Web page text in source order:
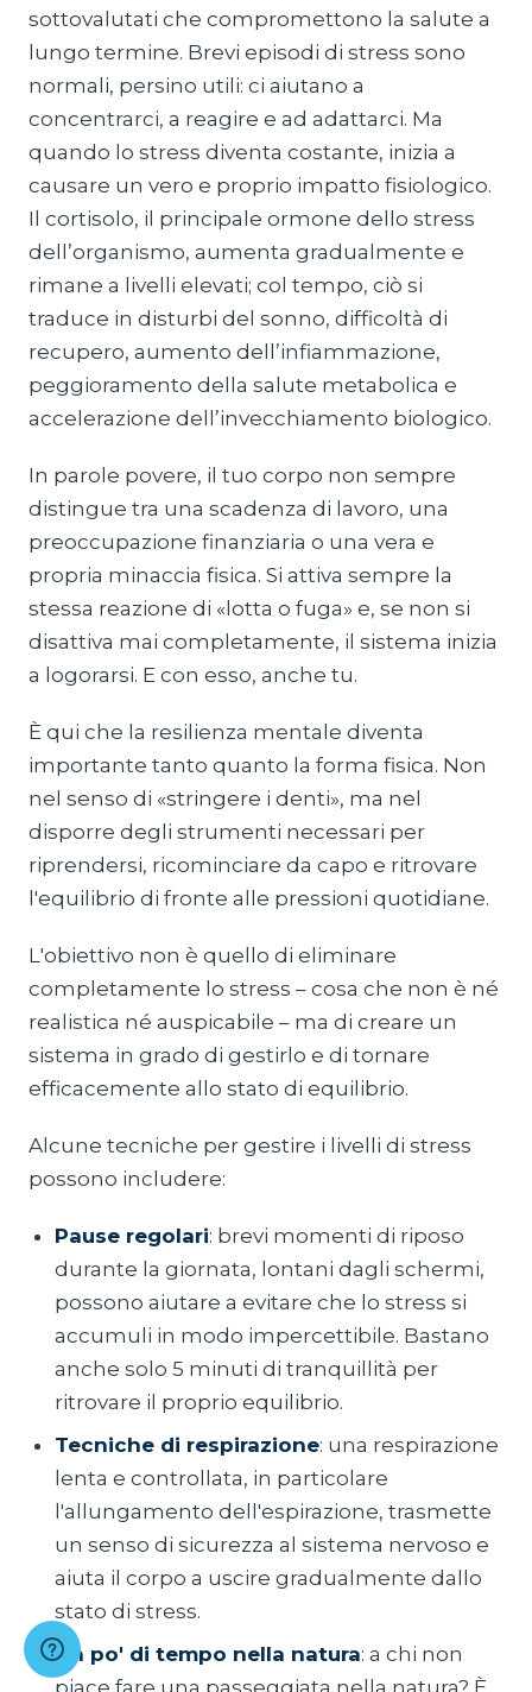
sottovalutati che compromettono la salute a
lungo termine. Brevi episodi di stress sono
normali, persino utili: ci aiutano a
concentrarci, a reagire e ad adattarci. Ma
quando lo stress diventa costante, inizia a
causare un vero e proprio impatto fisiologico.
Il cortisolo, il principale ormone dello stress
dell’organismo, aumenta gradualmente e
rimane a livelli elevati; col tempo, ciò si
traduce in disturbi del sonno, difficoltà di
recupero, aumento dell’infiammazione,
peggioramento della salute metabolica e
accelerazione dell’invecchiamento biologico.
In parole povere, il tuo corpo non sempre
distingue tra una scadenza di lavoro, una
preoccupazione finanziaria o una vera e
propria minaccia fisica. Si attiva sempre la
stessa reazione di «lotta o fuga» e, se non si
disattiva mai completamente, il sistema inizia
a logorarsi. E con esso, anche tu.
È qui che la resilienza mentale diventa
importante tanto quanto la forma fisica. Non
nel senso di «stringere i denti», ma nel
disporre degli strumenti necessari per
riprendersi, ricominciare da capo e ritrovare
l'equilibrio di fronte alle pressioni quotidiane.
L'obiettivo non è quello di eliminare
completamente lo stress – cosa che non è né
realistica né auspicabile – ma di creare un
sistema in grado di gestirlo e di tornare
efficacemente allo stato di equilibrio.
Alcune tecniche per gestire i livelli di stress
possono includere:
Pause regolari: brevi momenti di riposo
durante la giornata, lontani dagli schermi,
possono aiutare a evitare che lo stress si
accumuli in modo impercettibile. Bastano
anche solo 5 minuti di tranquillità per
ritrovare il proprio equilibrio.
Tecniche di respirazione: una respirazione
lenta e controllata, in particolare
l'allungamento dell'espirazione, trasmette
un senso di sicurezza al sistema nervoso e
aiuta il corpo a uscire gradualmente dallo
stato di stress.
Un po' di tempo nella natura: a chi non